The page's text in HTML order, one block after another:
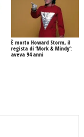
È morto Howard Storm, il
regista di ‘Mork & Mindy’:
aveva 94 anni